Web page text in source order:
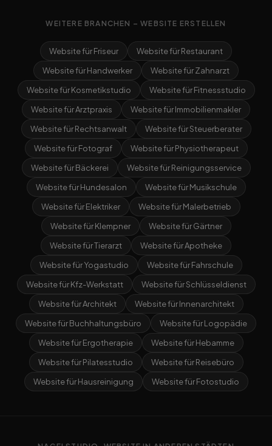
WEITERE BRANCHEN – WEBSITE ERSTELLEN
Website für Friseur
Website für Restaurant
Website für Handwerker
Website für Zahnarzt
Website für Kosmetikstudio
Website für Fitnessstudio
Website für Arztpraxis
Website für Immobilienmakler
Website für Rechtsanwalt
Website für Steuerberater
Website für Fotograf
Website für Physiotherapeut
Website für Bäckerei
Website für Reinigungsservice
Website für Hundesalon
Website für Musikschule
Website für Elektriker
Website für Malerbetrieb
Website für Klempner
Website für Gärtner
Website für Tierarzt
Website für Apotheke
Website für Yogastudio
Website für Fahrschule
Website für Kfz-Werkstatt
Website für Schlüsseldienst
Website für Architekt
Website für Innenarchitekt
Website für Buchhaltungsbüro
Website für Logopädie
Website für Ergotherapie
Website für Hebamme
Website für Pilatesstudio
Website für Reisebüro
Website für Hausreinigung
Website für Fotostudio